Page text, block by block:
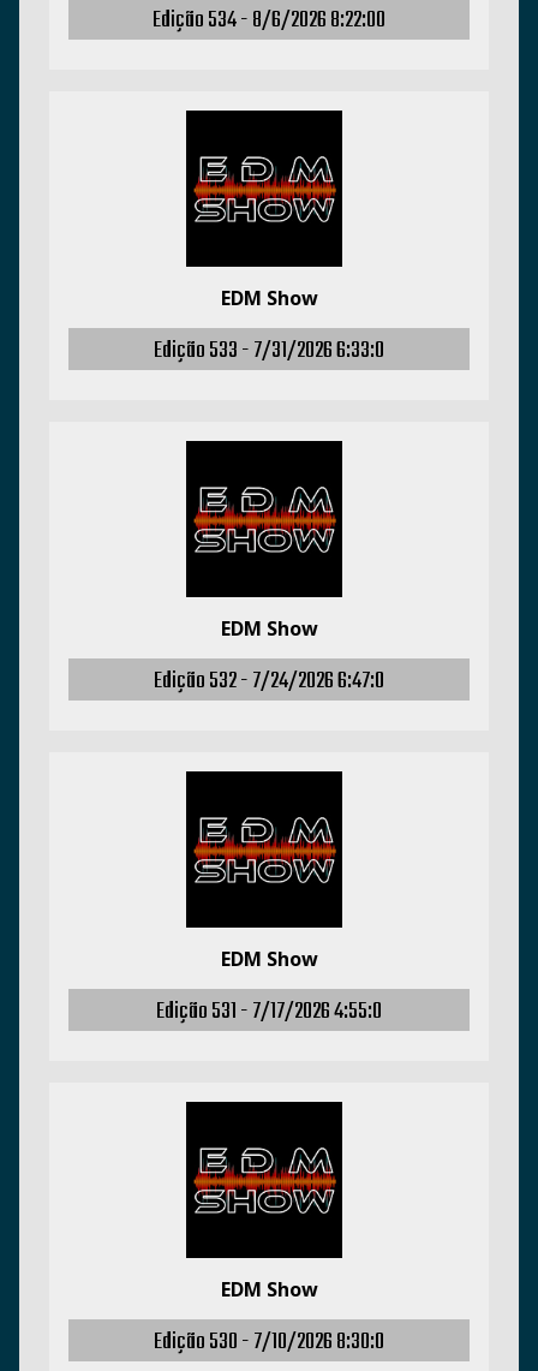
Edição 534 -8/6/2026 8:22:00
EDM Show
Edição 533 -7/31/2026 6:33:0
EDM Show
Edição 532 -7/24/2026 6:47:0
EDM Show
Edição 531 -7/17/2026 4:55:0
EDM Show
Edição 530 -7/10/2026 8:30:0